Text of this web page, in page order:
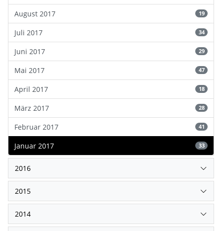
August 2017 19
Juli 2017 34
Juni 2017 29
Mai 2017 47
April 2017 18
März 2017 28
Februar 2017 41
Januar 2017 33
2016
2015
2014